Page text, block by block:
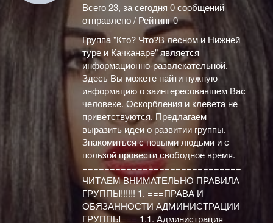
Всего 23, за сегодня 0 сообщений
отправлено / Рейтинг 0
Группа "Кто? Что?В лесном и Нижней
туре и Качканаре" является
информационно-развлекательной.
Здесь Вы можете найти нужную
информацию о заинтересовавшем Вас
человеке. Оскорбления и клевета не
приветствуются. Предлагаем
выразить идеи о развитии группы.
Знакомиться с новыми людьми и с
пользой провести свободное время.
=============================
ЧИТАЕМ ВНИМАТЕЛЬНО ПРАВИЛА
ГРУППЫ!!!!!! 1. ===ПРАВА И
ОБЯЗАННОСТИ АДМИНИСТРАЦИИ
ГРУППЫ=== 1.1. Администрация